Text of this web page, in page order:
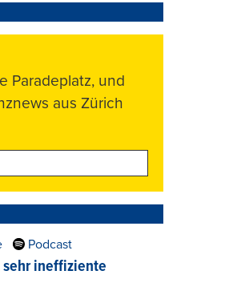
Paradeplatz, und
aus Zürich
Podcast
sehr ineffiziente